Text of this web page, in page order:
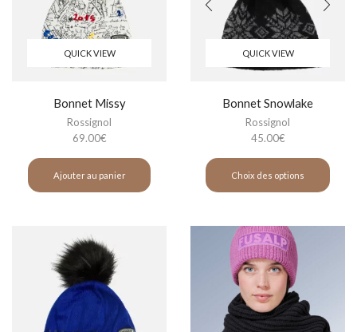
QUICK VIEW
Bonnet Missy
Rossignol
69.00€
Ajouter au panier
QUICK VIEW
Bonnet Snowlake
Rossignol
45.00€
Choix des options